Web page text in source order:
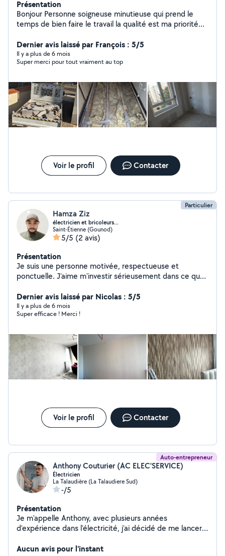
Présentation
Bonjour Personne soigneuse minutieuse qui prend le
temps de bien faire le travail la qualité est ma priorité
de travaux Cordialement
Dernier avis laissé par François : 5/5
Il y a plus de 6 mois
Super merci pour tout vraiment au top
Voir le profil Contacter
Particulier
Hamza Ziz
électricien et bricoleurs...
Saint-Étienne (Gounod)
5/5 (2 avis)
Présentation
Je suis une personne motivée, respectueuse et
ponctuelle. J'aime m'investir sérieusement dans ce que
mes engagements.
Dernier avis laissé par Nicolas : 5/5
Il y a plus de 6 mois
Super efficace ! Merci !
Voir le profil Contacter
Auto-entrepreneur
Anthony Couturier (AC ELEC'SERVICE)
Électricien
La Talaudière (La Talaudiere Sud)
-/5
Présentation
Je m'appelle Anthony, avec plusieurs années
d'expérience dans l'électricité, j'ai décidé de me lancer
en tant qu'électricien.
Aucun avis pour l'instant